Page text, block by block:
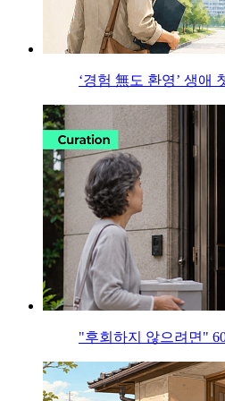
‘경험 無도 환영’ 생애
"후회하지 않으려면"